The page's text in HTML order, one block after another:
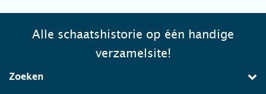
Alle schaatshistorie op één handige
verzamelsite!
Zoeken